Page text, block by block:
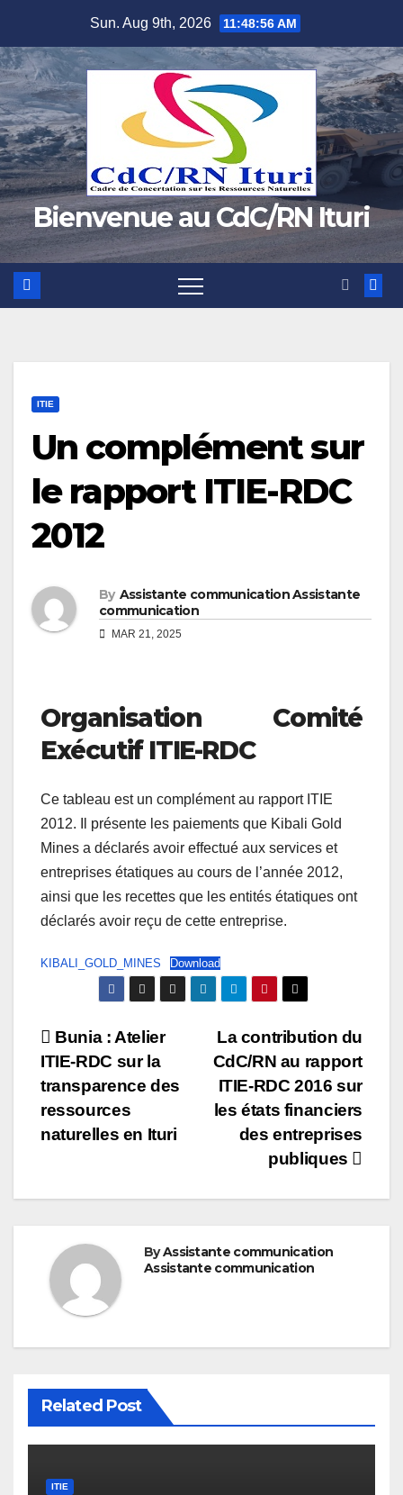
content
Sun. Aug 9th, 2026 11:48:57 AM
Bienvenue au CdC/RN Ituri
ITIE
Un complément sur
le rapport ITIE-RDC
2012
By Assistante communication Assistante
communication
MAR 21, 2025
Organisation Comité
Exécutif ITIE-RDC
Ce tableau est un complément au rapport ITIE
2012. Il présente les paiements que Kibali Gold
Mines a déclarés avoir effectué aux services et
entreprises étatiques au cours de l’année 2012,
ainsi que les recettes que les entités étatiques ont
déclarés avoir reçu de cette entreprise.
KIBALI_GOLD_MINES Download
Post
navigation
La contribution du
CdC/RN au rapport
ITIE-RDC 2016 sur
les états financiers
des entreprises
publiques
Bunia : Atelier
ITIE-RDC sur la
transparence des
ressources
naturelles en Ituri
ByAssistante communication
Assistante communication
Related Post
ITIE